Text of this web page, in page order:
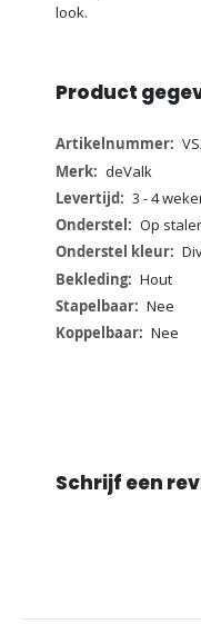
look.
Product
Meer
informatiedeValk
3 - 4
Op
Hout
Nee
Nee
Schrijf een